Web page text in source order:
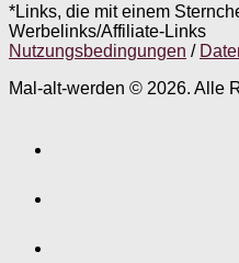
*Links, die mit einem
Werbelinks/Affiliate-Links
Nutzungsbedingungen /
Mal-alt-werden © 2026. Alle